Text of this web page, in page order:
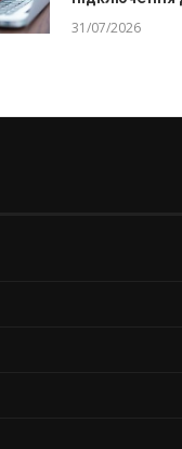
31/07/2026